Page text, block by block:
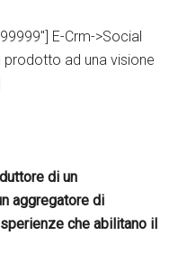
E-Crm->Social
prodotto ad una visione
di un
aggregatore di
che abilitano il